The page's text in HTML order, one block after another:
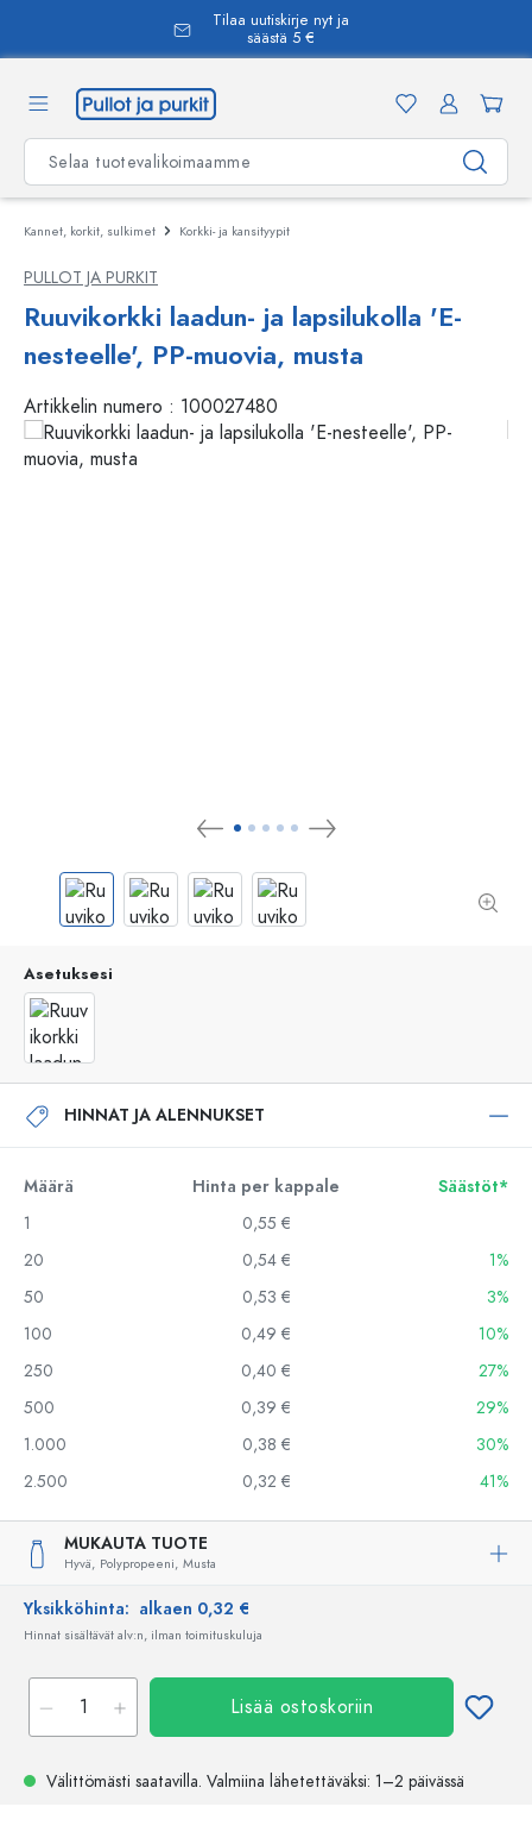
Tilaa uutiskirje nyt ja
säästä 5 €
Kannet, korkit, sulkimet Korkki- ja kansityypit
PULLOT JA PURKIT
Ruuvikorkki laadun- ja lapsilukolla 'E-
nesteelle', PP-muovia, musta
Artikkelin numero : 100027480
Asetuksesi
HINNAT JA ALENNUKSET
Määrä Hinta per kappale
Säästöt*
1
0,55 €
20
0,54 €
1%
50
0,53 €
3%
100
0,49 €
10%
250
0,40 €
27%
500
0,39 €
29%
1.000
0,38 €
30%
2.500
0,32 € 41%
MUKAUTA TUOTE
Hyvä, Polypropeeni, Musta
Yksikköhinta: alkaen 0,32 €
Hinnat sisältävät alv:n, ilman toimituskuluja
Lisää ostoskoriin
Välittömästi saatavilla. Valmiina lähetettäväksi: 1–2 päivässä